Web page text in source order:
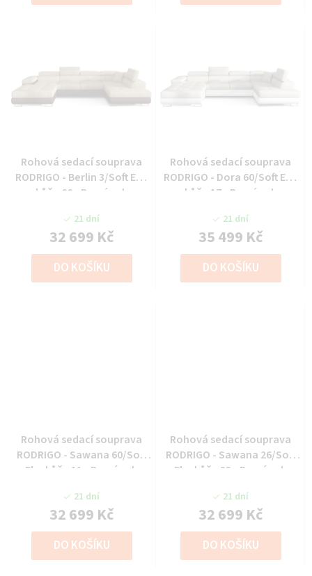
Rohová sedací souprava
RODRIGO - Berlin 3/Soft Eko
kůže 66 - Pravý roh
21 dní
32 699 Kč
DO KOŠÍKU
Rohová sedací souprava
RODRIGO - Dora 60/Soft Eko
kůže 17 - Pravý roh
21 dní
35 499 Kč
DO KOŠÍKU
Rohová sedací souprava
RODRIGO - Sawana 60/Soft
Eko kůže 11 - Pravý roh
21 dní
32 699 Kč
DO KOŠÍKU
Rohová sedací souprava
RODRIGO - Sawana 26/Soft
Eko kůže 33 - Pravý roh
21 dní
32 699 Kč
DO KOŠÍKU